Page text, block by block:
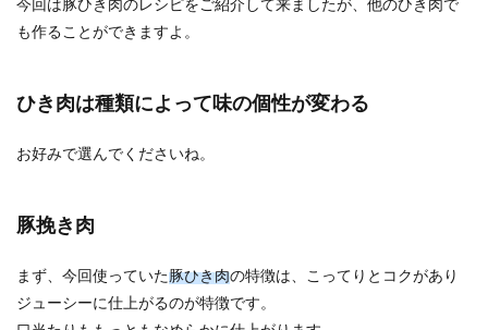
今回は豚ひき肉のレシピをご紹介して来ましたが、他のひき肉で
も作ることができますよ。
ひき肉は種類によって味の個性が変わる
お好みで選んでくださいね。
豚挽き肉
まず、今回使っていた豚ひき肉の特徴は、こってりとコクがあり
ジューシーに仕上がるのが特徴です。